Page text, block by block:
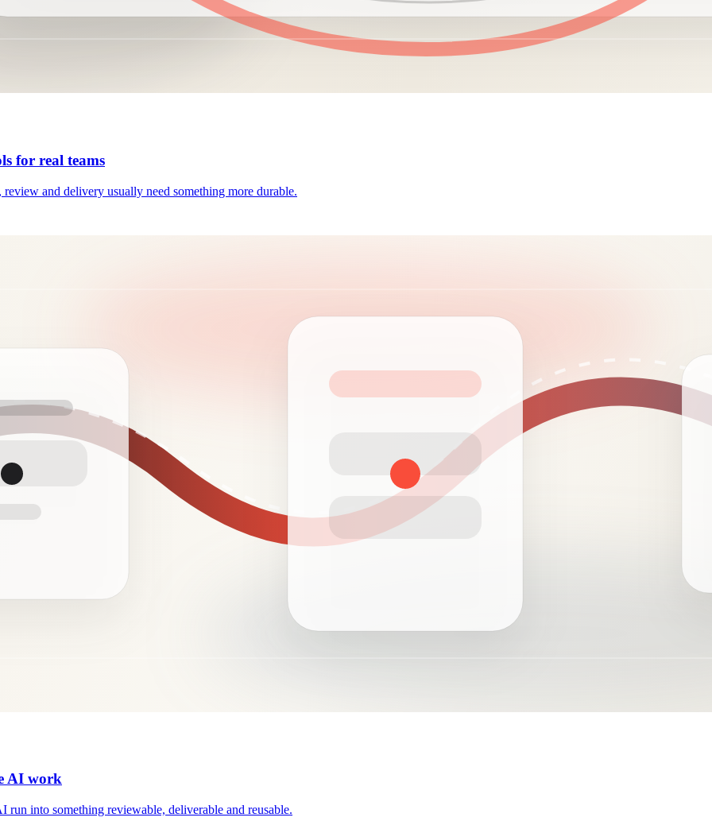
for real teams
and delivery usually need something more durable.
AI work
into something reviewable, deliverable and reusable.